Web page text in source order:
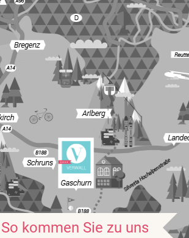
So kommen Sie zu uns